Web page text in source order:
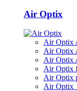
Air Optix
Air Optix
Air Optix
Air Optix
Air Optix
Air Optix
Air Optix